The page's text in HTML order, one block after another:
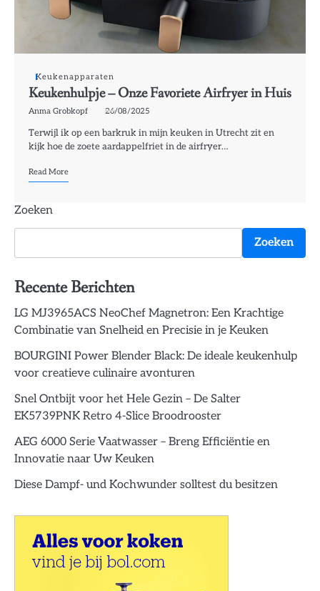
Keukenapparaten
Keukenhulpje – Onze Favoriete Airfryer in Huis
Anma Grobkopf 26/08/2025
Terwijl ik op een barkruk in mijn keuken in Utrecht zit en
kijk hoe de zoete aardappelfriet in de airfryer…
Read More
Zoeken
Zoeken
Recente Berichten
LG MJ3965ACS NeoChef Magnetron: Een Krachtige
Combinatie van Snelheid en Precisie in je Keuken
BOURGINI Power Blender Black: De ideale keukenhulp
voor creatieve culinaire avonturen
Snel Ontbijt voor het Hele Gezin – De Salter
EK5739PNK Retro 4-Slice Broodrooster
AEG 6000 Serie Vaatwasser – Breng Efficiëntie en
Innovatie naar Uw Keuken
Diese Dampf- und Kochwunder solltest du besitzen